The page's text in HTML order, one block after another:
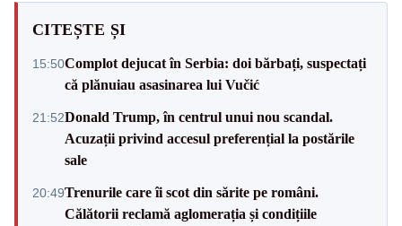
CITEȘTE ȘI
15:50Complot dejucat în Serbia: doi bărbați, suspectați
că plănuiau asasinarea lui Vučić
21:52Donald Trump, în centrul unui nou scandal.
Acuzații privind accesul preferențial la postările
sale
20:49Trenurile care îi scot din sărite pe români.
Călătorii reclamă aglomerația și condițiile